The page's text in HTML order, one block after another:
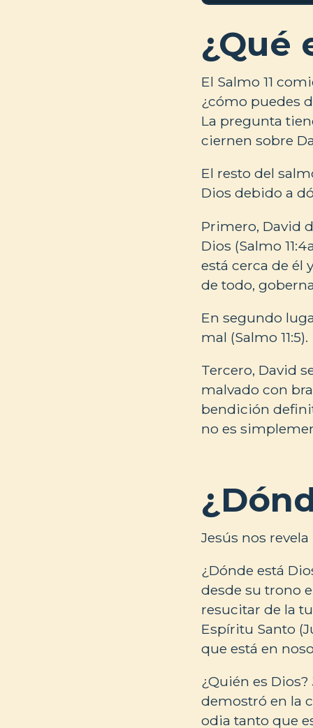
¿Qué
El Salmo 11
¿cómo puedes
La pregunta
ciernen sobre
El resto del
Dios debido a
Primero, David
Dios (Salmo
está cerca de él
de todo,
En segundo
mal (Salmo 11:5).
Tercero, David
malvado con
bendición
no es
Jesús nos
¿Dónde está
desde su trono
resucitar de la
Espíritu Santo
que está en
¿Quién es
demostró en la
odia tanto que